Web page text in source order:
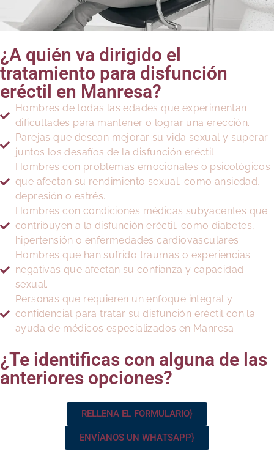
¿A quién va dirigido el
tratamiento para disfunción
eréctil en Manresa?
Hombres de todas las edades que experimentan
dificultades para mantener o lograr una erección.
Parejas que desean mejorar su vida sexual y superar
juntos los desafíos de la disfunción eréctil.
Hombres con problemas emocionales o psicológicos
que afectan su rendimiento sexual, como ansiedad,
depresión o estrés.
Hombres con condiciones médicas subyacentes que
contribuyen a la disfunción eréctil, como diabetes,
hipertensión o enfermedades cardiovasculares.
Hombres que han sufrido traumas o experiencias
negativas que afectan su confianza y capacidad
sexual.
Personas que requieren un enfoque integral y
confidencial para tratar su disfunción eréctil con la
ayuda de médicos especializados en Manresa.
¿Te identificas con alguna de las
anteriores opciones?
RELLENA EL FORMULARIO}
ENVÍANOS UN WHATSAPP}